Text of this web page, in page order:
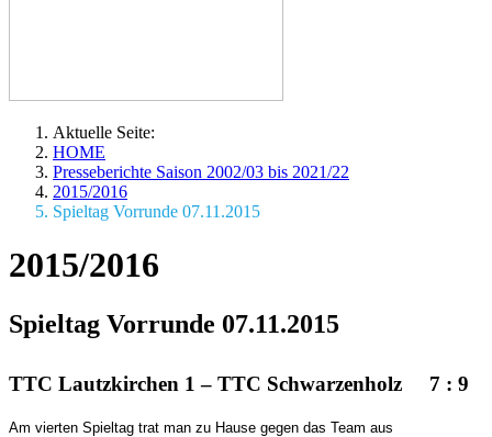
Aktuelle Seite:
HOME
Presseberichte Saison 2002/03 bis 2021/22
2015/2016
Spieltag Vorrunde 07.11.2015
2015/2016
Spieltag Vorrunde 07.11.2015
TTC Lautzkirchen 1 – TTC Schwarzenholz 7 : 9
Am vierten Spieltag trat man zu Hause gegen das Team aus